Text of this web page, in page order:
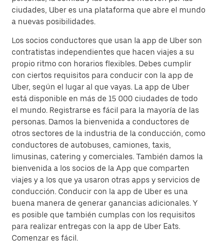
ciudades, Uber es una plataforma que abre el mundo
a nuevas posibilidades.
Los socios conductores que usan la app de Uber son
contratistas independientes que hacen viajes a su
propio ritmo con horarios flexibles. Debes cumplir
con ciertos requisitos para conducir con la app de
Uber, según el lugar al que vayas. La app de Uber
está disponible en más de 15 000 ciudades de todo
el mundo. Registrarse es fácil para la mayoría de las
personas. Damos la bienvenida a conductores de
otros sectores de la industria de la conducción, como
conductores de autobuses, camiones, taxis,
limusinas, catering y comerciales. También damos la
bienvenida a los socios de la App que comparten
viajes y a los que ya usaron otras apps y servicios de
conducción. Conducir con la app de Uber es una
buena manera de generar ganancias adicionales. Y
es posible que también cumplas con los requisitos
para realizar entregas con la app de Uber Eats.
Comenzar es fácil.